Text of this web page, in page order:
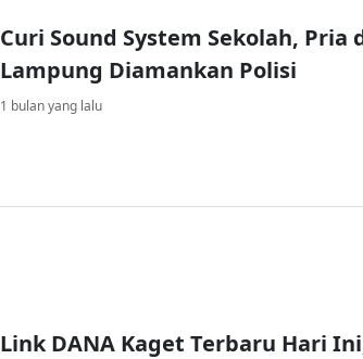
Curi Sound System Sekolah, Pria
Lampung Diamankan Polisi
1 bulan yang lalu
Link DANA Kaget Terbaru Hari